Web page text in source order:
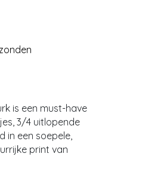
is een must-have
3/4 uitlopende
in een soepele,
print van